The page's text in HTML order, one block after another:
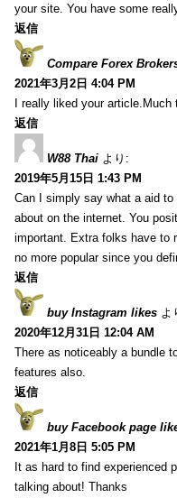
your site. You have some
返信
Compare Forex
2021年3月2日 4:04 PM
I really liked your article.Much
返信
W88 Thai より:
2019年5月15日 1:43 PM
Can I simply say what a aid
about on the internet. You
important. Extra folks have to
no more popular since you
返信
buy Instagram likes よ
2020年12月31日 12:04 AM
There as noticeably a bundle
features also.
返信
buy Facebook page
2021年1月8日 5:05 PM
It as hard to find experienced
talking about! Thanks